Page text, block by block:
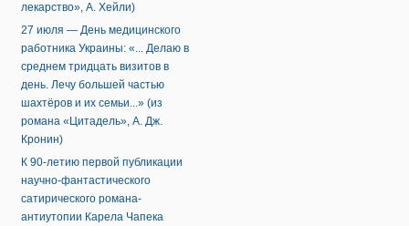
лекарство», А. Хейли)
27 июля — День медицинского
работника Украины: «... Делаю в
среднем тридцать визитов в
день. Лечу большей частью
шахтёров и их семьи...» (из
романа «Цитадель», А. Дж.
Кронин)
К 90-летию первой публикации
научно-фантастического
сатирического романа-
антиутопии Карела Чапека